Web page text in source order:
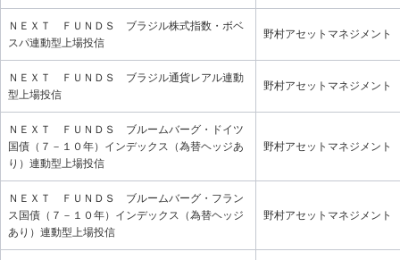
ＮＥＸＴ ＦＵＮＤＳ ブラジル株式指数・ボベ
スパ連動型上場投信
野村アセットマネジメント
ＮＥＸＴ ＦＵＮＤＳ ブラジル通貨レアル連動
型上場投信
野村アセットマネジメント
ＮＥＸＴ ＦＵＮＤＳ ブルームバーグ・ドイツ
国債（７－１０年）インデックス（為替ヘッジあ
り）連動型上場投信
野村アセットマネジメント
ＮＥＸＴ ＦＵＮＤＳ ブルームバーグ・フラン
ス国債（７－１０年）インデックス（為替ヘッジ
あり）連動型上場投信
野村アセットマネジメント